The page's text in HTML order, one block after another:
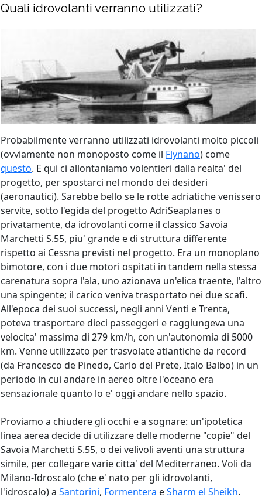
Quali idrovolanti verranno utilizzati?
Probabilmente verranno utilizzati idrovolanti molto piccoli
(ovviamente non monoposto come il Flynano) come
questo. E qui ci allontaniamo volentieri dalla realta' del
progetto, per spostarci nel mondo dei desideri
(aeronautici). Sarebbe bello se le rotte adriatiche venissero
servite, sotto l'egida del progetto AdriSeaplanes o
privatamente, da idrovolanti come il classico Savoia
Marchetti S.55, piu' grande edi struttura differente
rispetto ai Cessna previsti nel progetto. Era un monoplano
bimotore, con i due motori ospitati in tandem nella stessa
carenatura sopra l'ala, uno azionava un'elica traente, l'altro
una spingente; il carico veniva trasportato nei due scafi.
All'epoca dei suoi successi, negli anni Venti e Trenta,
poteva trasportare dieci passeggeri e raggiungeva una
velocita' massima di 279 km/h, con un'autonomia di 5000
km. Venne utilizzato per trasvolate atlantiche da record
(da Francesco de Pinedo, Carlo del Prete, Italo Balbo) in un
periodo in cui andare in aereo oltre l'oceano era
sensazionale quanto lo e' oggi andare nello spazio.
Proviamo a chiudere gli occhi e a sognare: un'ipotetica
linea aerea decide di utilizzare delle moderne "copie" del
Savoia Marchetti S.55, o dei velivoli aventi una struttura
simile, per collegare varie citta' del Mediterraneo. Voli da
Milano-Idroscalo (che e' nato per gli idrovolanti,
l'idroscalo) a Santorini, Formentera eSharm el Sheikh.